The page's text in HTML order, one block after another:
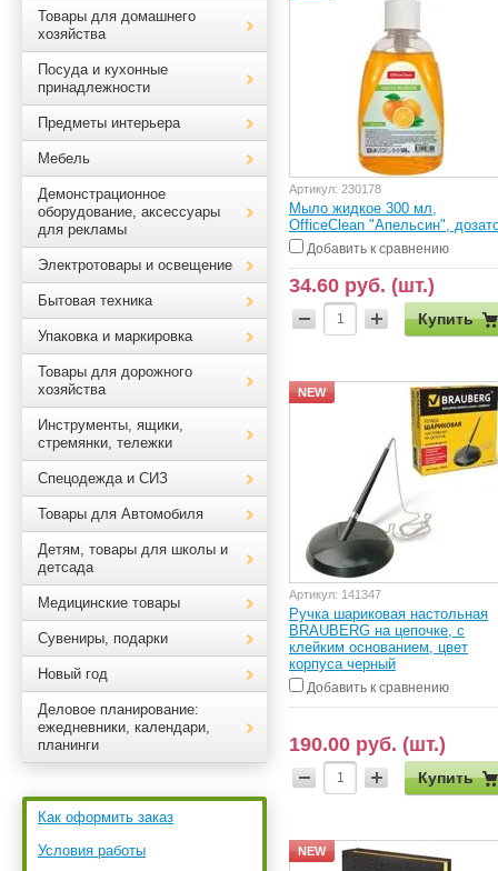
Товары для домашнего
хозяйства
Посуда и кухонные
принадлежности
Предметы интерьера
Мебель
Демонстрационное
оборудование, аксессуары
для рекламы
Электротовары и освещение
Бытовая техника
Упаковка и маркировка
Товары для дорожного
хозяйства
Инструменты, ящики,
стремянки, тележки
Спецодежда и СИЗ
Товары для Автомобиля
Детям, товары для школы и
детсада
Медицинские товары
Сувениры, подарки
Новый год
Деловое планирование:
ежедневники, календари,
планинги
Как оформить заказ
Условия работы
Артикул: 230178
Мыло жидкое 300 мл,
OfficeClean "Апельсин",
Добавить к сравнению
34.60 руб. (шт.)
Купить
NEW
Артикул: 141347
Ручка шариковая настольная
BRAUBERG на цепочке, с
клейким основанием, цвет
корпуса черный
Добавить к сравнению
190.00 руб. (шт.)
Купить
NEW